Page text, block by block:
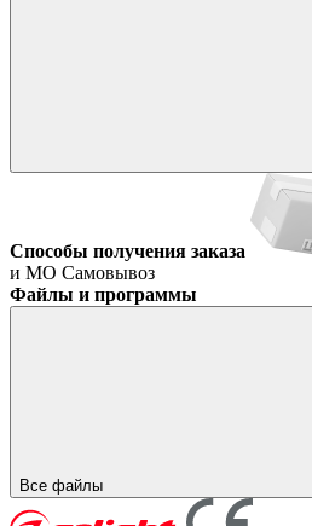
Способы получения заказа
и МО Самовывоз
Файлы и программы
Все файлы